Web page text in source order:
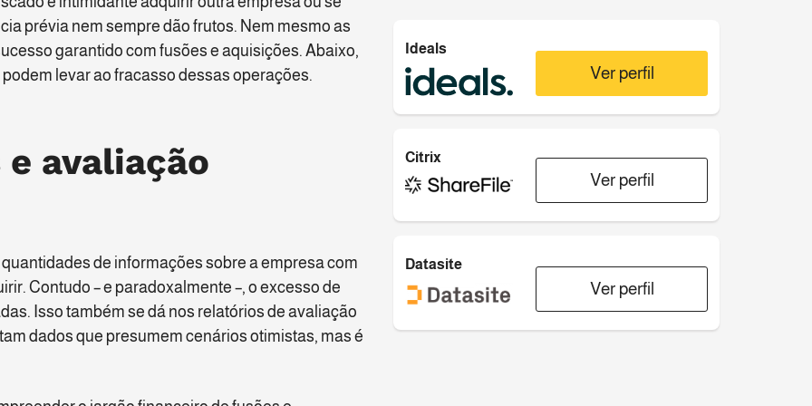
prévia nem sempre dão frutos. Nem mesmo as
garantido com fusões e aquisições. Abaixo,
levar ao fracasso dessas operações.
e avaliação
de informações sobre a empresa com
Contudo – e paradoxalmente –, o excesso de
Isso também se dá nos relatórios de avaliação
dados que presumem cenários otimistas, mas é
Ideals
Ver perfil
Citrix
Ver perfil
Datasite
Ver perfil